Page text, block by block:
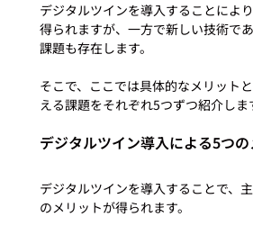
デジタルツインを導入することによ
得られますが、一方で新しい技術で
課題も存在します。
そこで、ここでは具体的なメリット
デジタルツイン導入による5つ
デジタルツインを導入することで、